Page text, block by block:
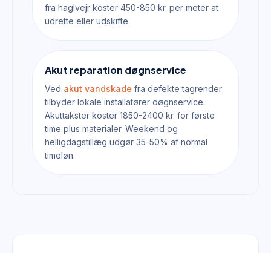
fra haglvejr koster 450-850 kr. per meter at
udrette eller udskifte.
Akut reparation døgnservice
Ved akut vandskade fra defekte tagrender
tilbyder lokale installatører døgnservice.
Akuttakster koster 1850-2400 kr. for første
time plus materialer. Weekend og
helligdagstillæg udgør 35-50% af normal
timeløn.